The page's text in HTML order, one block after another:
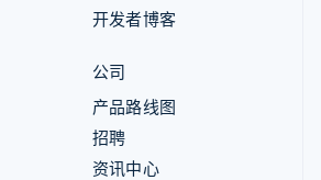
开发者博客
公司
产品路线图
招聘
资讯中心